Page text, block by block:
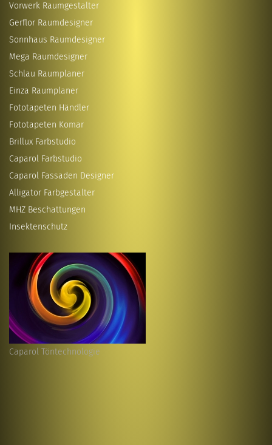
Vorwerk Raumgestalter
Gerflor Raumdesigner
Sonnhaus Raumdesigner
Mega Raumdesigner
Schlau Raumplaner
Einza Raumplaner
Fototapeten Händler
Fototapeten Komar
Brillux Farbstudio
Caparol Farbstudio
Caparol Fassaden Designer
Alligator Farbgestalter
MHZ Beschattungen
Insektenschutz
Caparol Töntechnologie